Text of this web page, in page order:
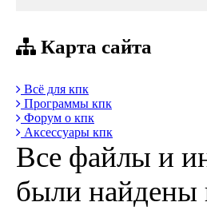
Карта сайта
Всё для кпк
Программы кпк
Форум о кпк
Аксессуары кпк
Все файлы и
были найдены